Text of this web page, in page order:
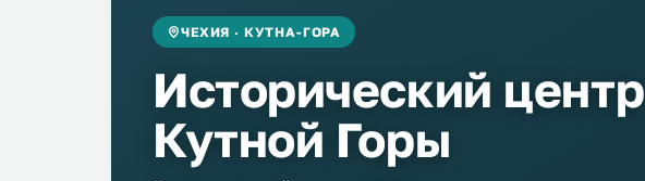
ЧЕХИЯ · КУТНА-ГОРА
Исторический центр
Кутной Горы